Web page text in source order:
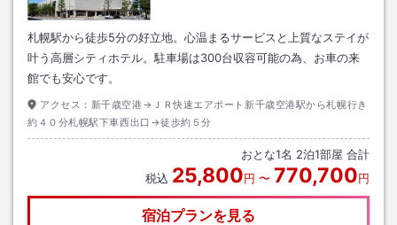
札幌駅から徒歩5分の好立地。心温まるサービスと上質なステイが
叶う高層シティホテル。駐車場は300台収容可能の為、お車の来
館でも安心です。
アクセス： 新千歳空港→ＪＲ快速エアポート新千歳空港駅から札幌行き
約４０分札幌駅下車西出口→徒歩約５分
おとな1名 2泊1部屋 合計
税込 25,800円 〜 770,700円
宿泊プランを見る